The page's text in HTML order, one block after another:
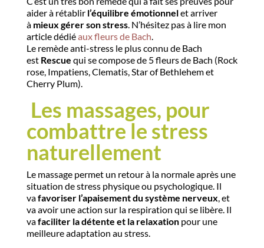
aider à rétablir l’équilibre émotionnelet arriver
à mieux gérer son stress. N’hésitez pas à lire mon
article dédiéaux fleurs de Bach.
Le remède anti-stress le plus connu de Bach
est Rescue qui se compose de 5 fleurs de Bach (Rock
rose, Impatiens, Clematis, Star of Bethlehem et
Cherry Plum).
Les massages, pour
combattre le stress
naturellement
Le massage permet un retour à la normale après une
situation de stress physique ou psychologique. Il
vafavoriser l’apaisement du système nerveux, et
va avoir une action sur la respiration qui se libère. Il
vafaciliter la détente et la relaxation pour une
meilleure adaptation au stress.